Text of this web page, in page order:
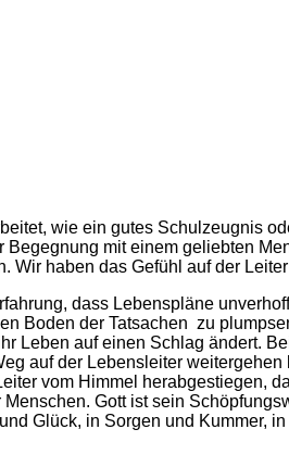
wie ein gutes Schulzeugnis
mit einem geliebten
Wir haben das Gefühl auf der
dass Lebenspläne
Boden der Tatsachen zu
Leben auf einen Schlag ändert.
auf der Lebensleiter
vom Himmel herabgestiegen,
Gott ist sein
Glück, in Sorgen und Kummer,